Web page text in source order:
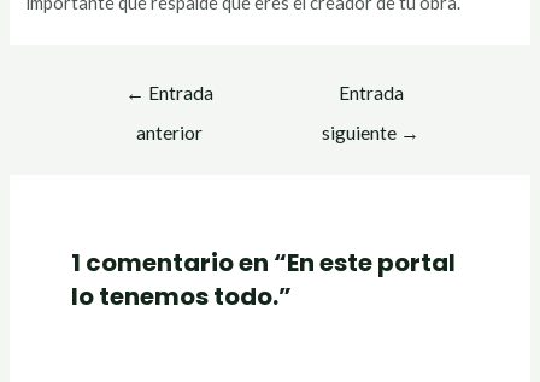
← Entrada
anterior
Entrada
siguiente →
1 comentario en “En este portal
lo tenemos todo.”